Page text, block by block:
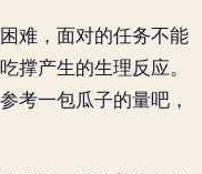
难，面对的任务不能
撑产生的生理反应。
考一包瓜子的量吧，